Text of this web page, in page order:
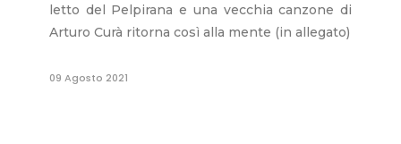
letto del Pelpirana e una vecchia canzone di
Arturo Curà ritorna così alla mente (in allegato)
09 Agosto 2021